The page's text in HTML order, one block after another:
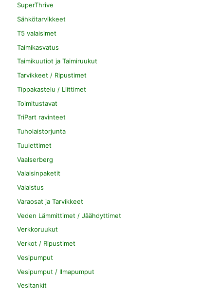
SuperThrive
Sähkötarvikkeet
T5 valaisimet
Taimikasvatus
Taimikuutiot ja Taimiruukut
Tarvikkeet / Ripustimet
Tippakastelu / Liittimet
Toimitustavat
TriPart ravinteet
Tuholaistorjunta
Tuulettimet
Vaalserberg
Valaisinpaketit
Valaistus
Varaosat ja Tarvikkeet
Veden Lämmittimet / Jäähdyttimet
Verkkoruukut
Verkot / Ripustimet
Vesipumput
Vesipumput / Ilmapumput
Vesitankit